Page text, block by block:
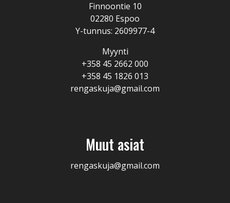
Finnoontie 10
02280 Espoo
Y-tunnus: 2609977-4
Myynti
+358 45 2662 000
+358 45 1826 013
rengaskuja@gmail.com
Muut asiat
rengaskuja@gmail.com